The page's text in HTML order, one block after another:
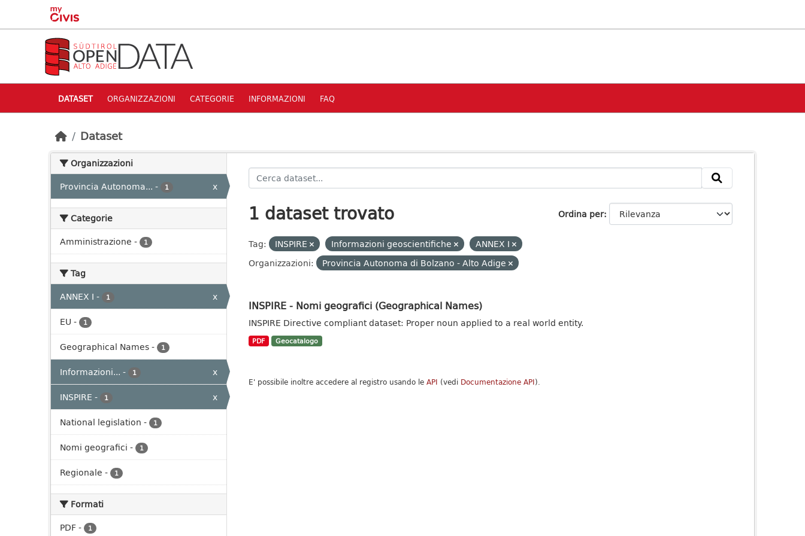
Skip to main content
DATASET ORGANIZZAZIONI CATEGORIE INFORMAZIONI FAQ
Dataset
Organizzazioni
Provincia Autonoma... - 1 x
Categorie
Amministrazione - 1
Tag
ANNEX I - 1
x
EU - 1
Geographical Names- 1
Informazioni... - 1
x
INSPIRE - 1
x
National legislation - 1
Nomi geografici - 1
Regionale - 1
Formati
PDF- 1
Ordina per
1 dataset trovato
Tag: INSPIRE Informazioni geoscientifiche
ANNEX I
Organizzazioni:
Provincia Autonoma di Bolzano - Alto Adige
INSPIRE - Nomi geografici (Geographical Names)
INSPIRE Directive compliant dataset: Proper noun applied to a real world entity.
PDF Geocatalogo
E' possibile inoltre accedere al registro usando le API (vedi Documentazione API).